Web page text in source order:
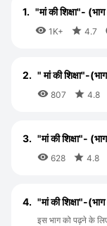
1. "मां की शिक्षा"-
 1K+  4.7
2. " मां की शिक्षा"-
 807  4.8
3. "मां की शिक्षा"-
 628  4.8
4. "मां की शिक्षा"-
इस भाग को पढ़ने के